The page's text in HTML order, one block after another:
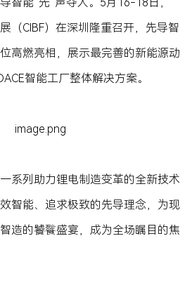
（CIBF）在深圳隆重召开，先导智
高燃亮相，展示最完善的新能源动
智能工厂整体解决方案。
系列助力锂电制造变革的全新技术
智能、追求极致的先导理念，为现
造的饕餮盛宴，成为全场瞩目的焦